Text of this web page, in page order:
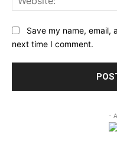
Save my name, email,
next time I comment.
-